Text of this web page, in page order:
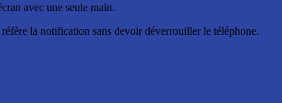
avec une seule main.
la notification sans devoir déverrouiller le téléphone.